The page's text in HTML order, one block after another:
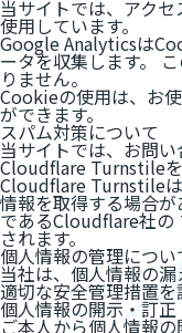
当サイトでは、アク
使用しています。
Google Analyticsは
ータを収集します。
りません。
Cookieの使用は、お
ができます。
スパム対策について
当サイトでは、お問
Cloudflare Turnstileを
Cloudflare Turnstile
情報を取得する場合
であるCloudflare社の
されます。
個人情報の管理につい
当社は、個人情報の漏
適切な安全管理措置を
個人情報の開示・訂
ご本人から個人情報